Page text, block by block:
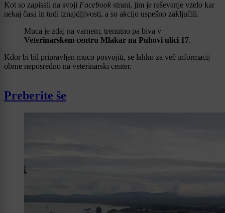
Kot so zapisali na svoji Facebook strani, jim je reševanje vzelo kar
nekaj časa in tudi iznajdljivosti, a so akcijo uspešno zaključili.
Muca je zdaj na varnem, trenutno pa biva v
Veterinarskem centru Mlakar na Puhovi ulici 17.
Kdor bi bil pripravljen muco posvojiti, se lahko za več informacij
obrne neposredno na veterinarski center.
Preberite še